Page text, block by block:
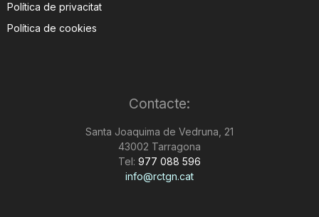
Política de privacitat
Política de cookies
Contacte:
Santa Joaquima de Vedruna, 21
43002 Tarragona
Tel: 977 088 596
info@rctgn.cat